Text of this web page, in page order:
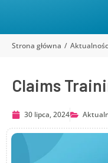
Jesteś tutaj:
Strona główna
Claims
30 lipca, 2024